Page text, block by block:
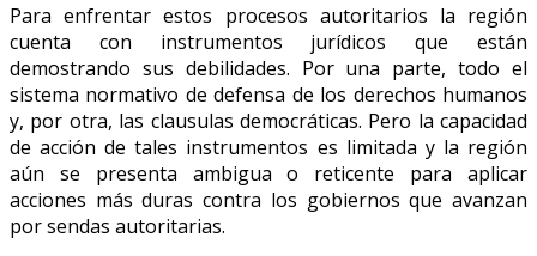
Para enfrentar estos procesos autoritarios la región
cuenta con instrumentos jurídicos que están
demostrando sus debilidades. Por una parte, todo el
sistema normativo de defensa de los derechos humanos
y, por otra, las clausulas democráticas. Pero la capacidad
de acción de tales instrumentos es limitada y la región
aún se presenta ambigua o reticente para aplicar
acciones más duras contra los gobiernos que avanzan
por sendas autoritarias.